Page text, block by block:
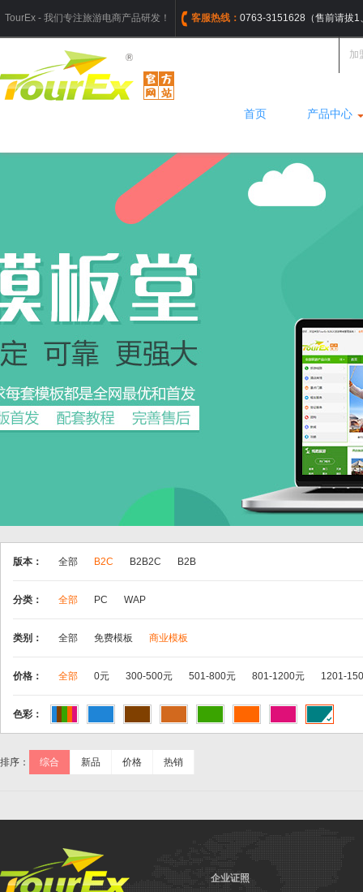
TourEx - 我们专注旅游电商产品研发！ 客服热线： 0763-3151628（售前请拔1
加
首页 产品中心
版本： 全部 B2C B2B2C B2B
分类： 全部 PC WAP
类别： 全部 免费模板 商业模板
价格： 全部 0元 300-500元 501-800元 801-1200元 1201-
色彩：
排序： 综合 新品 价格 热销
企业证照